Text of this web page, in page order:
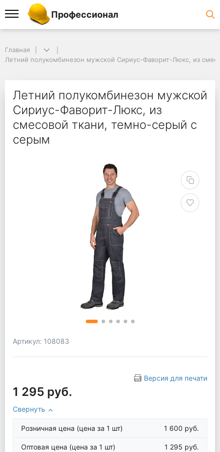
Профессионал
Главная
Летний полукомбинезон мужской Сириус-Фаворит-Люкс, из
Летний полукомбинезон мужской
Сириус-Фаворит-Люкс, из
смесовой ткани, темно-серый с
серым
Артикул: 108083
Версия для печати
1 295 руб.
Свернуть
Розничная цена (цена за 1 шт) 1 600 руб.
Оптовая цена (цена за 1 шт) 1 295 руб.